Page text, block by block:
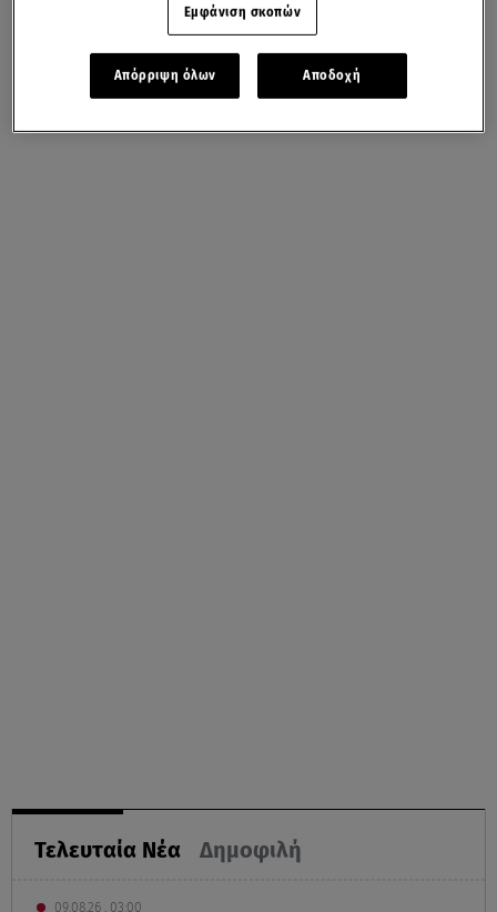
Τελευταία Νέα Δημοφιλή
09.08.26 , 03:00
Εμφάνιση σκοπών
Απόρριψη όλων Αποδοχή